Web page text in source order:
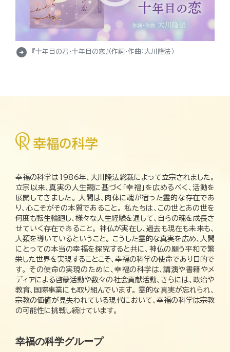
arrow_circle_right 『十年目の君・十年目の恋』（作詞・作曲：大川隆法）
幸福の科学は1986年、大川隆法総裁によって立宗されました。
立宗以来、真実の人生観に基づく「幸福」を広めるべく、活動を
展開してきました。 人間は、肉体に魂が宿った霊的な存在であ
り、心こそがその本質であること。 私たちは、この世とあの世を
何度も転生輪廻し、様々な人生経験を通して、自らの魂を成長さ
せていく存在であること。 神仏が実在し、過去も現在も未来も、
人類を導いているということ。 こうした霊的な真実を広め、人間
にとっての本当の幸福を探究すると共に、神仏の願う平和で繁
栄した世界を実現することこそ、幸福の科学の使命であり目的で
す。 その使命の実現のために、幸福の科学は、講演や書籍やメ
ディアによる啓蒙活動や数々の社会貢献活動、さらには、政治や
教育、国際事業にも取り組んでいます。 霊的な真実が忘れられ、
宗教の価値が見失われている現代において、幸福の科学は宗教
の可能性に挑戦し続けています。
幸福の科学グループ